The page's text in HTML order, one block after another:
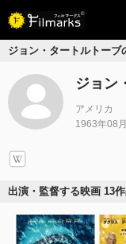
ジョン・タートルトー
ジョン
アメリカ
1963年08
出演・監督する映画 13